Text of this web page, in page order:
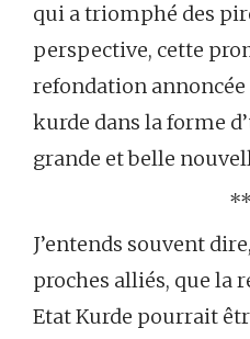
qui a triomphé des
perspective, cette
refondation
kurde dans la forme
grande et belle
J’entends souvent
proches alliés, que la
Etat Kurde pourrait